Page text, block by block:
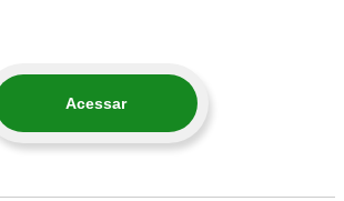
Acessar